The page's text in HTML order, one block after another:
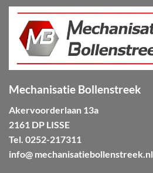
Mechanisatie Bollenstreek
Akervoorderlaan 13a
2161 DP LISSE
Tel. 0252-217311
info@ mechanisatiebollenstreek.nl